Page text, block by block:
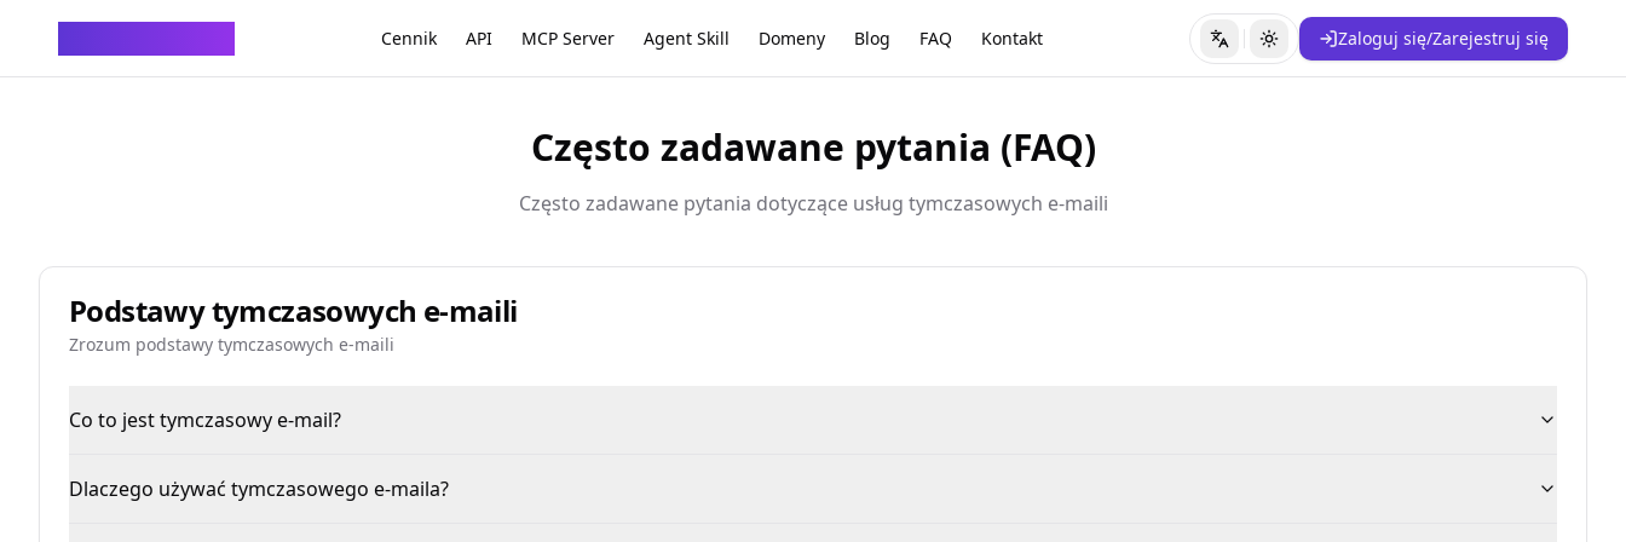
Cennik API MCP Server Agent Skill Domeny Blog FAQ Kontakt Zmień językPrzełącz motywZaloguj się/Zarejestruj się
Często zadawane pytania (FAQ)
Często zadawane pytania dotyczące usług tymczasowych e-maili
Podstawy tymczasowych e-maili
Zrozum podstawy tymczasowych e-maili
Co to jest tymczasowy e-mail?
Dlaczego używać tymczasowego e-maila?